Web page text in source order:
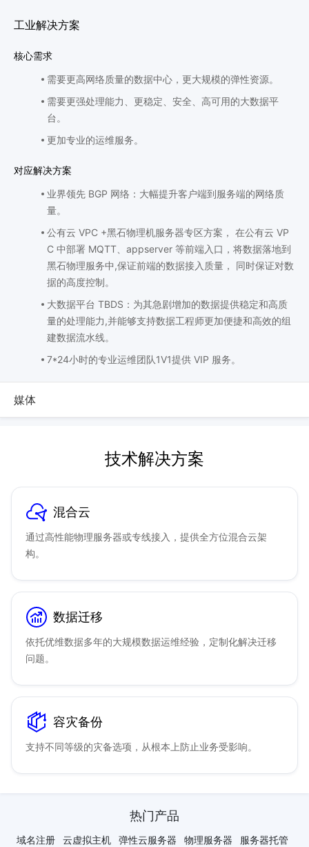
工业解决方案
核心需求
需要更高网络质量的数据中心，更大规模的弹性资源。
需要更强处理能力、更稳定、安全、高可用的大数据平
台。
更加专业的运维服务。
对应解决方案
业界领先 BGP 网络：大幅提升客户端到服务端的网络质
量。
公有云 VPC +黑石物理机服务器专区方案， 在公有云 VP
C 中部署 MQTT、appserver 等前端入口，将数据落地到
黑石物理服务中,保证前端的数据接入质量， 同时保证对数
据的高度控制。
大数据平台 TBDS：为其急剧增加的数据提供稳定和高质
量的处理能力,并能够支持数据工程师更加便捷和高效的组
建数据流水线。
7*24小时的专业运维团队1V1提供 VIP 服务。
媒体
技术解决方案
混合云
通过高性能物理服务器或专线接入，提供全方位混合云架
构。
数据迁移
依托优维数据多年的大规模数据运维经验，定制化解决迁移
问题。
容灾备份
支持不同等级的灾备选项，从根本上防止业务受影响。
热门产品
域名注册 云虚拟主机 弹性云服务器 物理服务器 服务器托管